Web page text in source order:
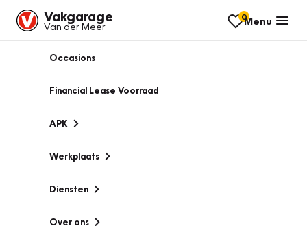
Vakgarage
Van der Meer
0Menu
Occasions
Financial Lease Voorraad
APK
Werkplaats
Diensten
Over ons